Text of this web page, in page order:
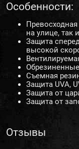
Особенности:
на улице, так
Защита
высокой
Съемная
Защита UVA,
Защита от
Защита от
Отзывы